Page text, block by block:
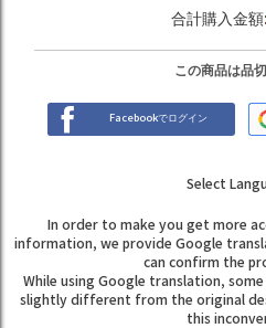
合計購入金額:
この商品は品切
Facebookでログイン
Select
In order to make you get more
information, we provide Google
can confirm the
While using Google translation,
slightly different from the original
this